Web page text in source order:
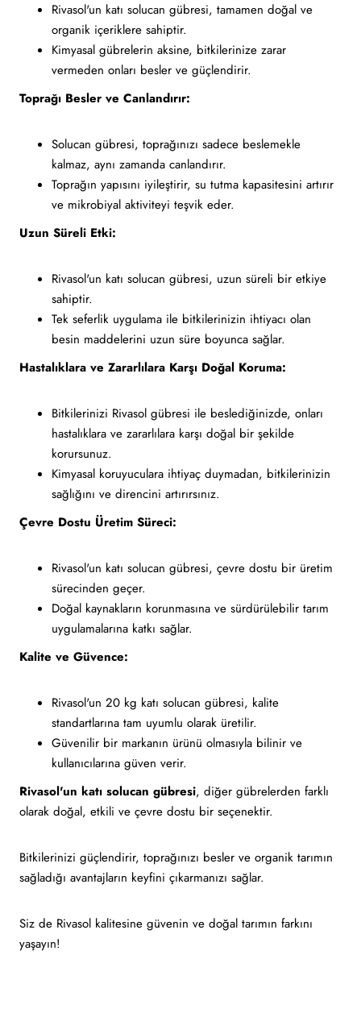
Rivasol'un katı solucan gübresi, tamamen doğal ve
organik içeriklere sahiptir.
Kimyasal gübrelerin aksine, bitkilerinize zarar
vermeden onları besler ve güçlendirir.
Toprağı Besler ve Canlandırır:
Solucan gübresi, toprağınızı sadece beslemekle
kalmaz, aynı zamanda canlandırır.
Toprağın yapısını iyileştirir, su tutma kapasitesini artırır
ve mikrobiyal aktiviteyi teşvik eder.
Uzun Süreli Etki:
Rivasol'un katı solucan gübresi, uzun süreli bir etkiye
sahiptir.
Tek seferlik uygulama ile bitkilerinizin ihtiyacı olan
besin maddelerini uzun süre boyunca sağlar.
Hastalıklara ve Zararlılara Karşı Doğal Koruma:
Bitkilerinizi Rivasol gübresi ile beslediğinizde, onları
hastalıklara ve zararlılara karşı doğal bir şekilde
korursunuz.
Kimyasal koruyuculara ihtiyaç duymadan, bitkilerinizin
sağlığını ve direncini artırırsınız.
Çevre Dostu Üretim Süreci:
Rivasol'un katı solucan gübresi, çevre dostu bir üretim
sürecinden geçer.
Doğal kaynakların korunmasına ve sürdürülebilir tarım
uygulamalarına katkı sağlar.
Kalite ve Güvence:
Rivasol'un 20 kg katı solucan gübresi, kalite
standartlarına tam uyumlu olarak üretilir.
Güvenilir bir markanın ürünü olmasıyla bilinir ve
kullanıcılarına güven verir.
Rivasol'un katı solucan gübresi, diğer gübrelerden farklı
olarak doğal, etkili ve çevre dostu bir seçenektir.
Bitkilerinizi güçlendirir, toprağınızı besler ve organik tarımın
sağladığı avantajların keyfini çıkarmanızı sağlar.
Siz de Rivasol kalitesine güvenin ve doğal tarımın farkını
yaşayın!